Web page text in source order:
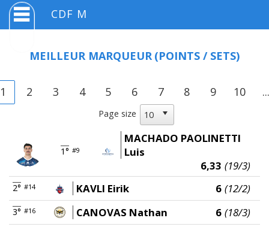
CDF M
MEILLEUR MARQUEUR (POINTS / SETS)
1 2 3 4 5 6 7 8 9 10 ...
Page size
1° #9
MACHADO PAOLINETTI
Luis
6,33 (19/3)
2° #14 KAVLI Eirik 6 (12/2)
3° #16 CANOVAS Nathan 6 (18/3)